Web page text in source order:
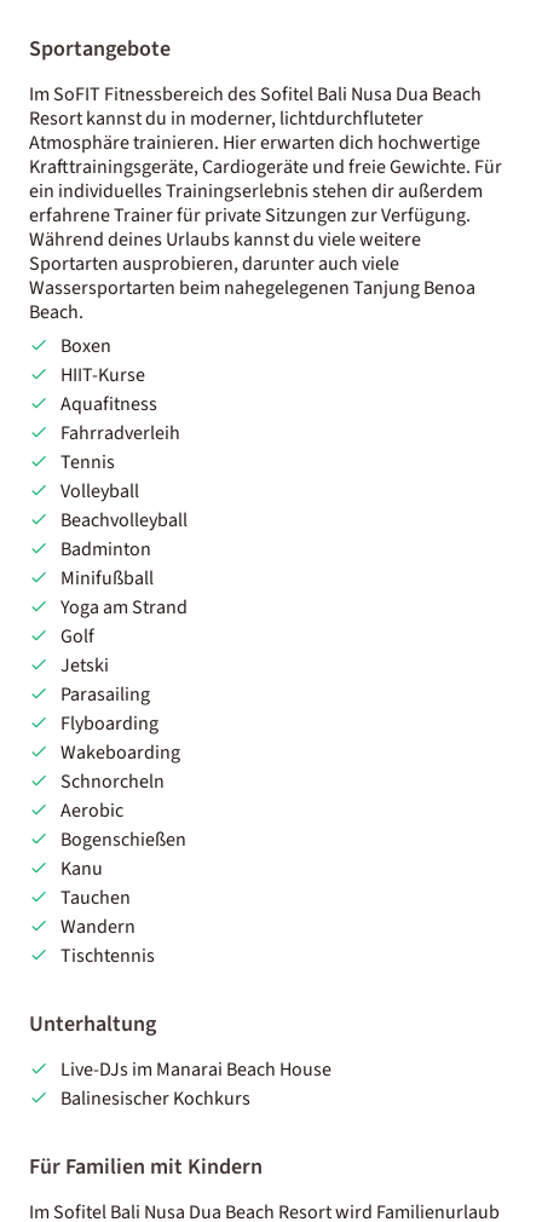
Sportangebote
Im SoFIT Fitnessbereich des Sofitel Bali Nusa Dua Beach
Resort kannst du in moderner, lichtdurchfluteter
Atmosphäre trainieren. Hier erwarten dich hochwertige
Krafttrainingsgeräte, Cardiogeräte und freie Gewichte. Für
ein individuelles Trainingserlebnis stehen dir außerdem
erfahrene Trainer für private Sitzungen zur Verfügung.
Während deines Urlaubs kannst du viele weitere
Sportarten ausprobieren, darunter auch viele
Wassersportarten beim nahegelegenen Tanjung Benoa
Beach.
Boxen
HIIT-Kurse
Aquafitness
Fahrradverleih
Tennis
Volleyball
Beachvolleyball
Badminton
Minifußball
Yoga am Strand
Golf
Jetski
Parasailing
Flyboarding
Wakeboarding
Schnorcheln
Aerobic
Bogenschießen
Kanu
Tauchen
Wandern
Tischtennis
Unterhaltung
Live-DJs im Manarai Beach House
Balinesischer Kochkurs
Für Familien mit Kindern
Im Sofitel Bali Nusa Dua Beach Resort wird Familienurlaub